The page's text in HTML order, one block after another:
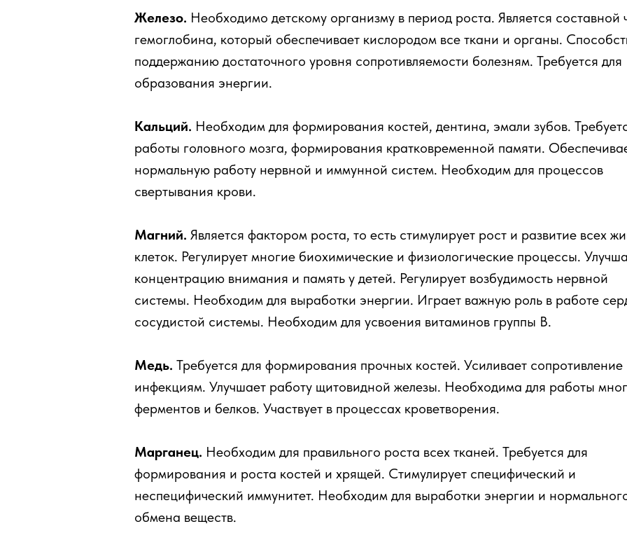
Железо. Необходимо детскому организму в период роста. Является составной
гемоглобина, который обеспечивает кислородом все ткани и органы.
поддержанию достаточного уровня сопротивляемости болезням. Требуется для
образования энергии.
Кальций. Необходим для формирования костей, дентина, эмали зубов.
работы головного мозга, формирования кратковременной памяти.
нормальную работу нервной и иммунной систем. Необходим для процессов
свертывания крови.
Магний. Является фактором роста, то есть стимулирует рост и развитие всех
клеток. Регулирует многие биохимические и физиологические процессы.
концентрацию внимания и память у детей. Регулирует возбудимость нервной
системы. Необходим для выработки энергии. Играет важную роль в работе
сосудистой системы. Необходим для усвоения витаминов группы В.
Медь. Требуется для формирования прочных костей. Усиливает сопротивление
инфекциям. Улучшает работу щитовидной железы. Необходима для работы
ферментов и белков. Участвует в процессах кроветворения.
Марганец. Необходим для правильного роста всех тканей. Требуется для
формирования и роста костей и хрящей. Стимулирует специфический и
неспецифический иммунитет. Необходим для выработки энергии и
обмена веществ.